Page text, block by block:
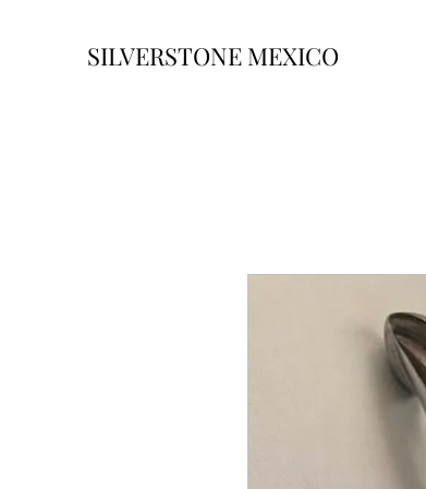
SILVERSTONE MEXICO